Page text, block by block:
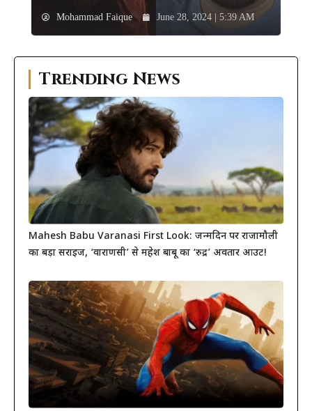
Mohammad Faique June 28, 2024 | 5:39 AM
Trending News
Mahesh Babu Varanasi First Look: जन्मदिन पर राजामौली
का बड़ा सरप्राइज, ‘वाराणसी’ से महेश बाबू का ‘रुद्र’ अवतार आउट!